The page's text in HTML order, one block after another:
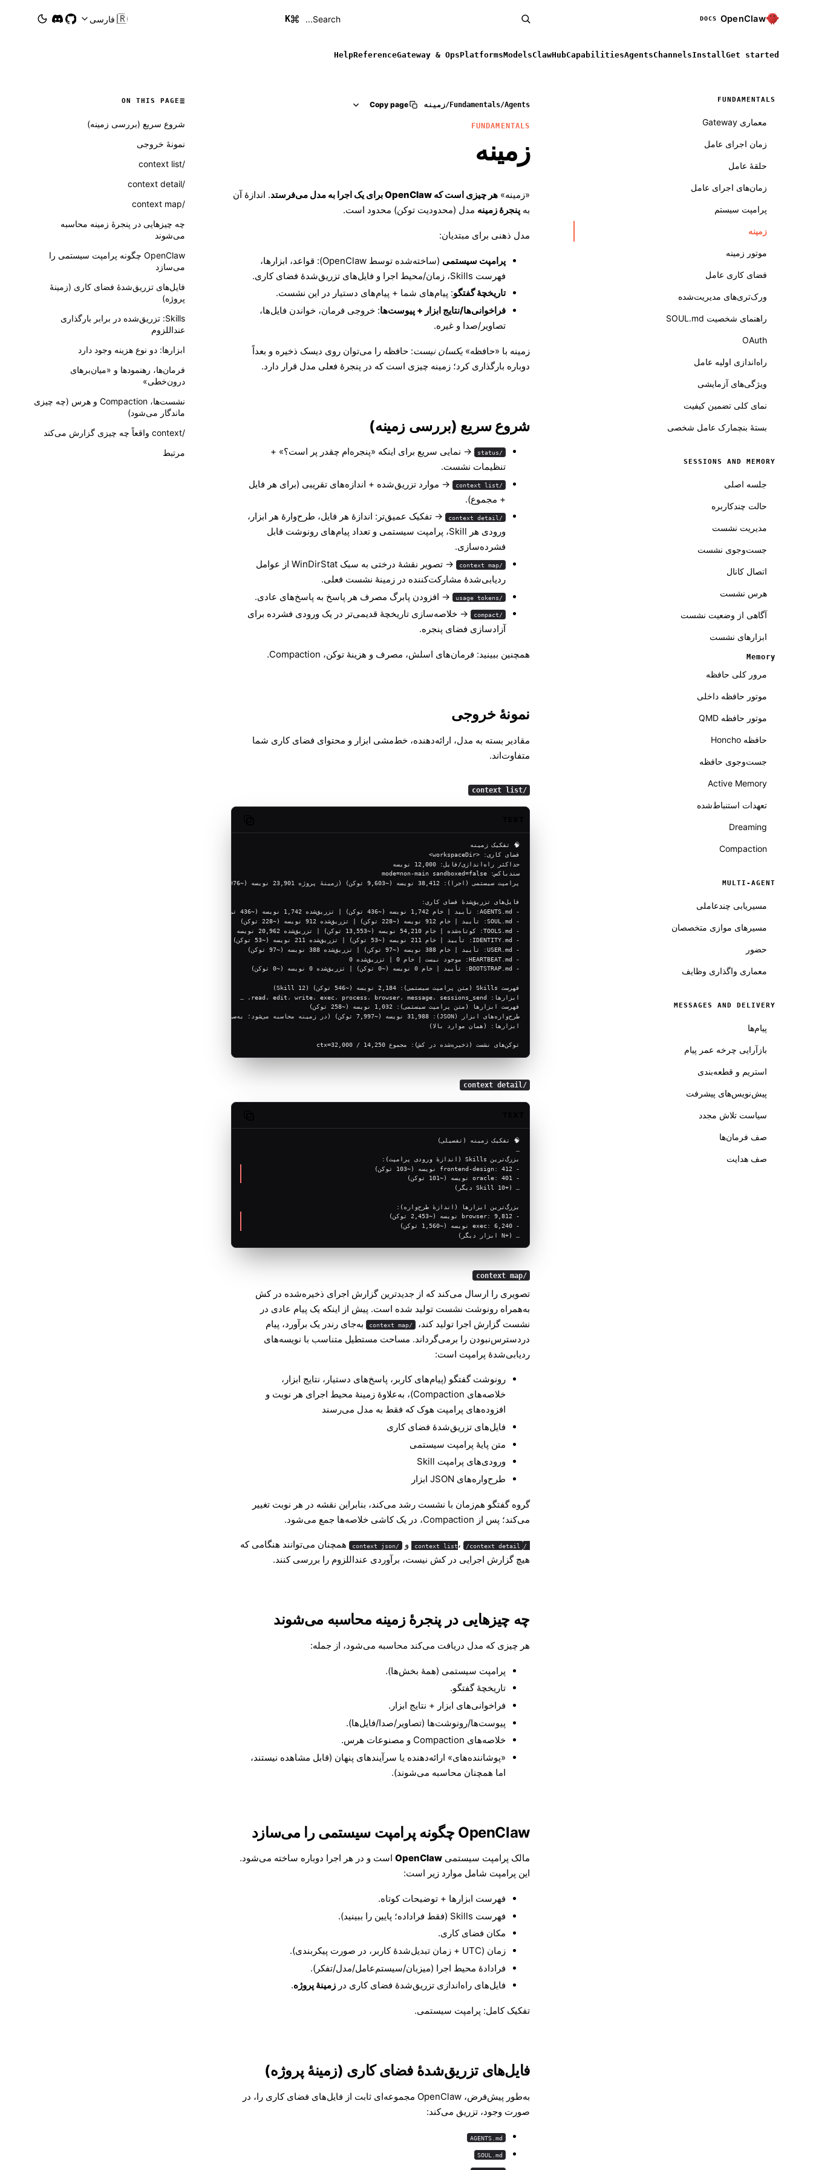
OpenClaw
DOCS
Search...
K
🇮🇷فارسی
Get started
Install
Channels
Agents
Capabilities
ClawHub
Models
Platforms
Gateway & Ops
Reference
Help
FUNDAMENTALS
معماری Gateway
زمان اجرای عامل
حلقهٔ عامل
زمان‌های اجرای عامل
پرامپت سیستم
زمینه
موتور زمینه
فضای کاری عامل
ورک‌تری‌های مدیریت‌شده
راهنمای شخصیت SOUL.md
OAuth
راه‌اندازی اولیه عامل
ویژگی‌های آزمایشی
نمای کلی تضمین کیفیت
بستهٔ بنچمارک عامل شخصی
SESSIONS AND MEMORY
جلسه اصلی
حالت چندکاربره
مدیریت نشست
جست‌وجوی نشست
اتصال کانال
هرس نشست
آگاهی از وضعیت نشست
ابزارهای نشست
Memory
مرور کلی حافظه
موتور حافظه داخلی
موتور حافظه QMD
حافظه Honcho
جست‌وجوی حافظه
Active Memory
تعهدات استنباط‌شده
Dreaming
Compaction
MULTI-AGENT
مسیریابی چندعاملی
مسیرهای موازی متخصصان
حضور
معماری واگذاری وظایف
MESSAGES AND DELIVERY
پیام‌ها
بازآرایی چرخه عمر پیام
استریم و قطعه‌بندی
پیش‌نویس‌های پیشرفت
سیاست تلاش مجدد
صف فرمان‌ها
صف هدایت
Agents
/
Fundamentals
/زمینه Copy page
FUNDAMENTALS
زمینه
«زمینه» هر چیزی است که OpenClaw برای یک اجرا به مدل می‌فرستد
. اندازهٔ آن
به پنجرهٔ زمینه مدل (محدودیت توکن) محدود است.
مدل ذهنی برای مبتدیان:
پرامپت سیستمی
(ساخته‌شده توسط OpenClaw): قواعد، ابزارها،
فهرست Skills، زمان/محیط اجرا و فایل‌های تزریق‌شدهٔ فضای کاری.
تاریخچهٔ گفتگو: پیام‌های شما + پیام‌های دستیار در این نشست.
فراخوانی‌ها/نتایج ابزار + پیوست‌ها: خروجی فرمان، خواندن فایل‌ها،
تصاویر/صدا و غیره.
زمینه با «حافظه» یکسان نیست: حافظه را می‌توان روی دیسک ذخیره و بعداً
دوباره بارگذاری کرد؛ زمینه چیزی است که در پنجرهٔ فعلی مدل قرار دارد.
شروع سریع (بررسی زمینه)
/status
→ نمایی سریع برای اینکه «پنجره‌ام چقدر پر است؟» +
تنظیمات نشست.
/context list
→ موارد تزریق‌شده + اندازه‌های تقریبی (برای هر فایل
+ مجموع).
/context detail
→ تفکیک عمیق‌تر: اندازهٔ هر فایل، طرح‌وارهٔ هر ابزار،
ورودی هر Skill، پرامپت سیستمی و تعداد پیام‌های رونوشت قابل
فشرده‌سازی.
/context map
→ تصویر نقشهٔ درختی به سبک WinDirStat از عوامل
ردیابی‌شدهٔ مشارکت‌کننده در زمینهٔ نشست فعلی.
/usage tokens → افزودن پابرگ مصرف هر پاسخ به پاسخ‌های عادی.
/compact
→ خلاصه‌سازی تاریخچهٔ قدیمی‌تر در یک ورودی فشرده برای
آزادسازی فضای پنجره.
همچنین ببینید: فرمان‌های اسلش، مصرف و هزینهٔ توکن، Compaction
.
نمونهٔ خروجی
مقادیر بسته به مدل، ارائه‌دهنده، خط‌مشی ابزار و محتوای فضای کاری شما
متفاوت‌اند.
/context list
🧠 تفکیک زمینه
فضای کاری: <workspaceDir>
حداکثر راه‌اندازی/فایل: 12,000 نویسه
سندباکس: mode=non-main sandboxed=false
پرامپت سیستمی (اجرا): 38,412 نویسه (~9,603 توکن) (زمینهٔ پروژه 23,901 نویسه (~5,976 توکن))
فایل‌های تزریق‌شدهٔ فضای کاری:
- AGENTS.md: تأیید | خام 1,742 نویسه (~436 توکن) | تزریق‌شده 1,742 نویسه (~436 توکن)
- SOUL.md: تأیید | خام 912 نویسه (~228 توکن) | تزریق‌شده 912 نویسه (~228 توکن)
- TOOLS.md: کوتاه‌شده | خام 54,210 نویسه (~13,553 توکن) | تزریق‌شده 20,962 نویسه (~5,241 توکن)
- IDENTITY.md: تأیید | خام 211 نویسه (~53 توکن) | تزریق‌شده 211 نویسه (~53 توکن)
- USER.md: تأیید | خام 388 نویسه (~97 توکن) | تزریق‌شده 388 نویسه (~97 توکن)
- HEARTBEAT.md: موجود نیست | خام 0 | تزریق‌شده 0
- BOOTSTRAP.md: تأیید | خام 0 نویسه (~0 توکن) | تزریق‌شده 0 نویسه (~0 توکن)
فهرست Skills (متن پرامپت سیستمی): 2,184 نویسه (~546 توکن) (12 Skill)
ابزارها: read، edit، write، exec، process، browser، message، sessions_send، …
فهرست ابزارها (متن پرامپت سیستمی): 1,032 نویسه (~258 توکن)
طرح‌واره‌های ابزار (JSON): 31,988 نویسه (~7,997 توکن) (در زمینه محاسبه می‌شود؛ به‌صورت متن نمایش داده نمی‌شود)
ابزارها: (همان موارد بالا)
توکن‌های نشست (ذخیره‌شده در کش): مجموع 14,250 / ctx=32,000
/context detail
🧠 تفکیک زمینه (تفصیلی)
بزرگ‌ترین Skills (اندازهٔ ورودی پرامپت):
- frontend-design: 412 نویسه (~103 توکن)
- oracle: 401 نویسه (~101 توکن)
… (+10 Skill دیگر)
بزرگ‌ترین ابزارها (اندازهٔ طرح‌واره):
- browser: 9,812 نویسه (~2,453 توکن)
- exec: 6,240 نویسه (~1,560 توکن)
… (+N ابزار دیگر)
/context map
تصویری را ارسال می‌کند که از جدیدترین گزارش اجرای ذخیره‌شده در کش
به‌همراه رونوشت نشست تولید شده است. پیش از اینکه یک پیام عادی در
نشست گزارش اجرا تولید کند،
/context map
به‌جای رندر یک برآورد، پیام
دردسترس‌نبودن را برمی‌گرداند. مساحت مستطیل متناسب با نویسه‌های
ردیابی‌شدهٔ پرامپت است:
رونوشت گفتگو (پیام‌های کاربر، پاسخ‌های دستیار، نتایج ابزار،
خلاصه‌های Compaction)، به‌علاوهٔ زمینهٔ محیط اجرای هر نوبت و
افزوده‌های پرامپت هوک که فقط به مدل می‌رسند
فایل‌های تزریق‌شدهٔ فضای کاری
متن پایهٔ پرامپت سیستمی
ورودی‌های پرامپت Skill
طرح‌واره‌های JSON ابزار
گروه گفتگو هم‌زمان با نشست رشد می‌کند، بنابراین نقشه در هر نوبت تغییر
می‌کند؛ پس از Compaction، در یک کاشی خلاصه‌ها جمع می‌شود.
/context list ، /context detail و /context json
همچنان می‌توانند هنگامی که
هیچ گزارش اجرایی در کش نیست، برآوردی عنداللزوم را بررسی کنند.
چه چیزهایی در پنجرهٔ زمینه محاسبه می‌شوند
هر چیزی که مدل دریافت می‌کند محاسبه می‌شود، از جمله:
پرامپت سیستمی (همهٔ بخش‌ها).
تاریخچهٔ گفتگو.
فراخوانی‌های ابزار + نتایج ابزار.
پیوست‌ها/رونوشت‌ها (تصاویر/صدا/فایل‌ها).
خلاصه‌های Compaction و مصنوعات هرس.
«پوشاننده‌های» ارائه‌دهنده یا سرآیندهای پنهان (قابل مشاهده نیستند،
اما همچنان محاسبه می‌شوند).
OpenClaw چگونه پرامپت سیستمی را می‌سازد
مالک پرامپت سیستمی OpenClaw است و در هر اجرا دوباره ساخته می‌شود.
این پرامپت شامل موارد زیر است:
فهرست ابزارها + توضیحات کوتاه.
فهرست Skills (فقط فراداده؛ پایین را ببینید).
مکان فضای کاری.
زمان (UTC + زمان تبدیل‌شدهٔ کاربر، در صورت پیکربندی).
فرادادهٔ محیط اجرا (میزبان/سیستم‌عامل/مدل/تفکر).
فایل‌های راه‌اندازی تزریق‌شدهٔ فضای کاری در زمینهٔ پروژه.
تفکیک کامل: پرامپت سیستمی.
فایل‌های تزریق‌شدهٔ فضای کاری (زمینهٔ پروژه)
به‌طور پیش‌فرض، OpenClaw مجموعه‌ای ثابت از فایل‌های فضای کاری را، در
صورت وجود، تزریق می‌کند:
AGENTS.md
SOUL.md
ON THIS PAGE
شروع سریع (بررسی زمینه)
نمونهٔ خروجی
/context list
/context detail
/context map
چه چیزهایی در پنجرهٔ زمینه محاسبه
می‌شوند
OpenClaw چگونه پرامپت سیستمی را
می‌سازد
فایل‌های تزریق‌شدهٔ فضای کاری (زمینهٔ
پروژه)
Skills: تزریق‌شده در برابر بارگذاری
عنداللزوم
ابزارها: دو نوع هزینه وجود دارد
فرمان‌ها، رهنمودها و «میان‌برهای
درون‌خطی»
نشست‌ها، Compaction و هرس (چه چیزی
ماندگار می‌شود)
/context واقعاً چه چیزی گزارش می‌کند
مرتبط